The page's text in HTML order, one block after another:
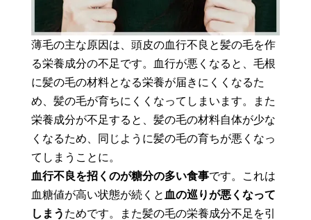
薄毛の主な原因は、頭皮の血行不良と髪の毛を作
る栄養成分の不足です。血行が悪くなると、毛根
に髪の毛の材料となる栄養が届きにくくなるた
め、髪の毛が育ちにくくなってしまいます。また
栄養成分が不足すると、髪の毛の材料自体が少な
くなるため、同じように髪の毛の育ちが悪くなっ
てしまうことに。
血行不良を招くのが糖分の多い食事です。これは
血糖値が高い状態が続くと 血の巡りが悪くなって
しまう ためです。また髪の毛の栄養成分不足を引